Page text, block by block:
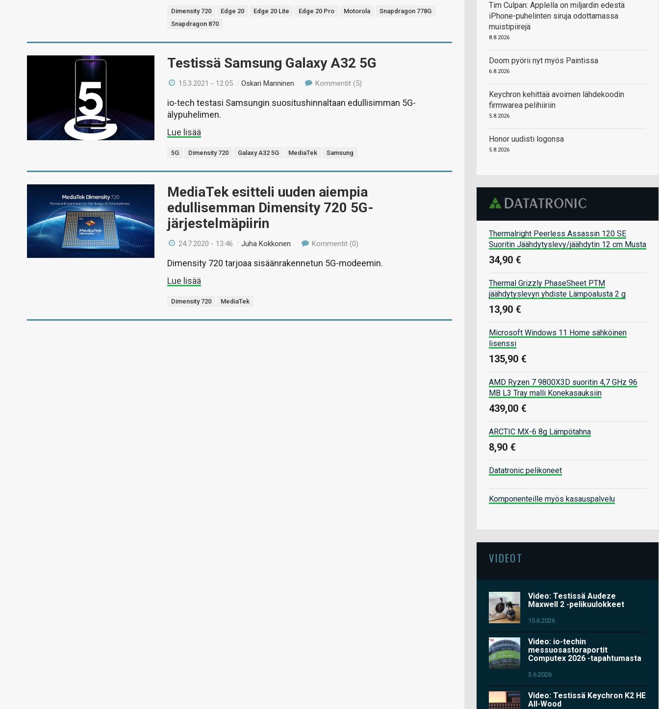
Dimensity 720 Edge 20 Edge 20 Lite Edge 20 Pro Motorola
Snapdragon 778G
Snapdragon 870
Testissä Samsung Galaxy A32 5G
15.3.2021 - 12:05 /Oskari Manninen Kommentit (5)
io-tech testasi Samsungin suositushinnaltaan edullisimman 5G-
älypuhelimen.
Lue lisää
5G Dimensity 720 Galaxy A32 5G MediaTek Samsung
MediaTek esitteli uuden aiempia
edullisemman Dimensity 720 5G-
järjestelmäpiirin
24.7.2020 - 13:46 /Juha Kokkonen Kommentit (0)
Dimensity 720 tarjoaa sisäänrakennetun 5G-modeemin.
Lue lisää
Dimensity 720 MediaTek
Tim Culpan: Applella on miljardin edestä
iPhone-puhelinten siruja odottamassa
muistipiirejä
8.8.2026
Doom pyörii nyt myös Paintissa
6.8.2026
Keychron kehittää avoimen lähdekoodin
firmwarea pelihiiriin
5.8.2026
Honor uudisti logonsa
5.8.2026
Thermalright Peerless Assassin 120 SE
Suoritin Jäähdytyslevy/jäähdytin 12 cm Musta
34,90 €
Thermal Grizzly PhaseSheet PTM
jäähdytyslevyn yhdiste Lämpöalusta 2 g
13,90 €
Microsoft Windows 11 Home sähköinen
lisenssi
135,90 €
AMD Ryzen 7 9800X3D suoritin 4,7 GHz 96
MB L3 Tray malli Konekasauksiin
439,00 €
ARCTIC MX-6 8g Lämpötahna
8,90 €
Datatronic pelikoneet
Komponenteille myös kasauspalvelu
VIDEOT
Video: Testissä Audeze
Maxwell 2 -pelikuulokkeet
15.6.2026
Video: io-techin
messuosastoraportit
Computex 2026 -tapahtumasta
3.6.2026
Video: Testissä Keychron K2 HE
All-Wood